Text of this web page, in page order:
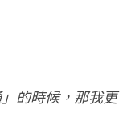
的時候，那我更